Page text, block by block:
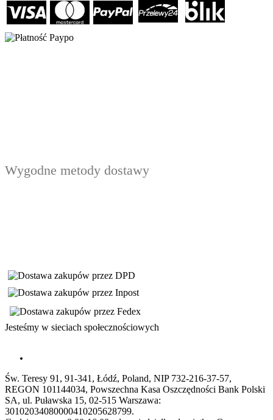
Wygodne metody dostawy
Jesteśmy w sieciach społecznościowych
Św. Teresy 91, 91-341, Łódź, Poland, NIP 732-216-37-57,
REGON 101144034, Powszechna Kasa Oszczędności Bank Polski
SA, ul. Puławska 15, 02-515 Warszawa:
30102034080000410205628799.